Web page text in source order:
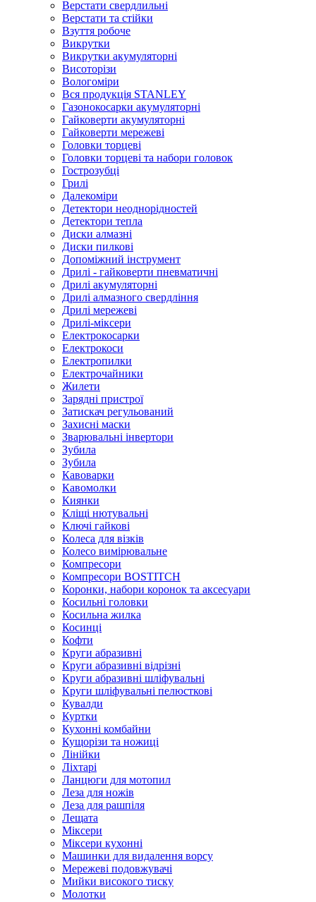
Верстати свердлильні
Верстати та стійки
Взуття робоче
Викрутки
Викрутки акумуляторні
Висоторізи
Вологоміри
Вся продукція STANLEY
Газонокосарки акумуляторні
Гайковерти акумуляторні
Гайковерти мережеві
Головки торцеві
Головки торцеві та набори головок
Гострозубці
Грилі
Далекоміри
Детектори неоднорідностей
Детектори тепла
Диски алмазні
Диски пилкові
Допоміжний інструмент
Дрилі - гайковерти пневматичні
Дрилі акумуляторні
Дрилі алмазного свердління
Дрилі мережеві
Дрилі-міксери
Електрокосарки
Електрокоси
Електропилки
Електрочайники
Жилети
Зарядні пристрої
Затискач регульований
Захисні маски
Зварювальні інвертори
Зубила
Зубила
Кавоварки
Кавомолки
Киянки
Кліщі нютувальні
Ключі гайкові
Колеса для візків
Колесо вимірювальне
Компресори
Компресори BOSTITCH
Коронки, набори коронок та аксесуари
Косильні головки
Косильна жилка
Косинці
Кофти
Круги абразивні
Круги абразивні відрізні
Круги абразивні шліфувальні
Круги шліфувальні пелюсткові
Кувалди
Куртки
Кухонні комбайни
Кущорізи та ножиці
Лінійки
Ліхтарі
Ланцюги для мотопил
Леза для ножів
Леза для рашпіля
Лещата
Міксери
Міксери кухонні
Машинки для видалення ворсу
Мережеві подовжувачі
Мийки високого тиску
Молотки